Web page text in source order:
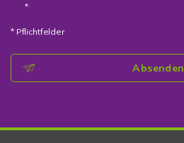
*
* Pflichtfelder
Absenden